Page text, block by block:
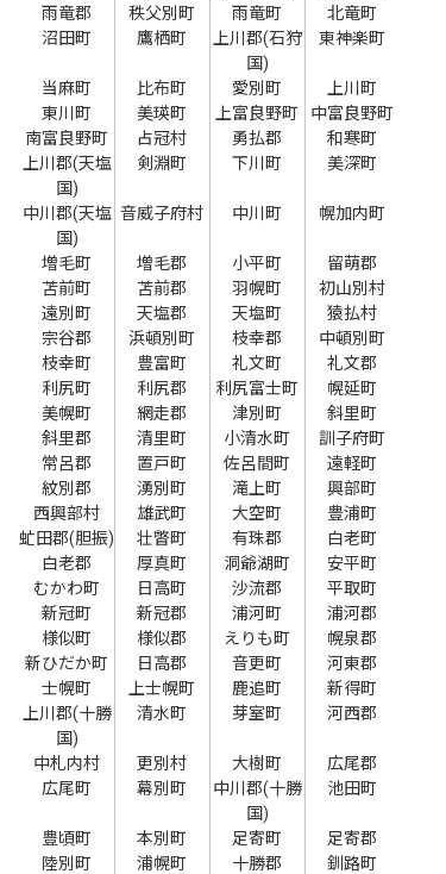
雨竜郡
秩父別町 雨竜町
北竜町
沼田町
鷹栖町
上川郡(石狩
国)
東神楽町
当麻町 比布町 愛別町
上川町
東川町
美瑛町 上富良野町
中富良野町
南富良野町
占冠村 勇払郡
和寒町
上川郡(天塩
国)
剣淵町 下川町 美深町
中川郡(天塩
国)
音威子府村 中川町 幌加内町
増毛町 増毛郡 小平町
留萌郡
苫前町
苫前郡 羽幌町
初山別村
遠別町
天塩郡 天塩町
猿払村
宗谷郡
浜頓別町 枝幸郡
中頓別町
枝幸町
豊富町 礼文町
礼文郡
利尻町
利尻郡 利尻富士町
幌延町
美幌町
網走郡 津別町
斜里町
斜里郡
清里町 小清水町
訓子府町
常呂郡
置戸町 佐呂間町
遠軽町
紋別郡
湧別町 滝上町
興部町
西興部村
雄武町 大空町
豊浦町
虻田郡(胆振)
壮瞥町 有珠郡
白老町
白老郡
厚真町 洞爺湖町
安平町
むかわ町
日高町 沙流郡
平取町
新冠町
新冠郡 浦河町
浦河郡
様似町
様似郡 えりも町
幌泉郡
新ひだか町
日高郡 音更町
河東郡
士幌町
上士幌町 鹿追町
新得町
上川郡(十勝
国)
清水町 芽室町 河西郡
中札内村 更別村 大樹町
広尾郡
広尾町
幕別町
中川郡(十勝
国)
池田町
豊頃町 本別町 足寄町
足寄郡
陸別町
浦幌町 十勝郡
釧路町